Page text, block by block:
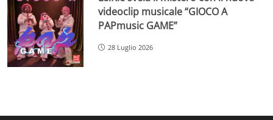
videoclip musicale “GIOCO A
PAPmusic GAME”
28 Luglio 2026